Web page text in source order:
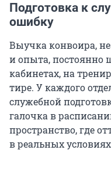
Подготовка к
ошибку
Выучка конвоира,
и опыта, постоянно
кабинетах, на
тире. У каждого
служебной
галочка в
пространство, где
в реальных